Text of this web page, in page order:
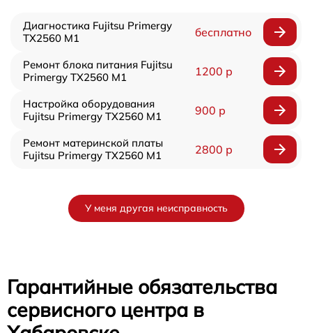
Диагностика Fujitsu Primergy
TX2560 M1
бесплатно
Ремонт блока питания Fujitsu
Primergy TX2560 M1
1200 р
Настройка оборудования
Fujitsu Primergy TX2560 M1
900 р
Ремонт материнской платы
Fujitsu Primergy TX2560 M1
2800 р
У меня другая неисправность
Гарантийные обязательства
сервисного центра в